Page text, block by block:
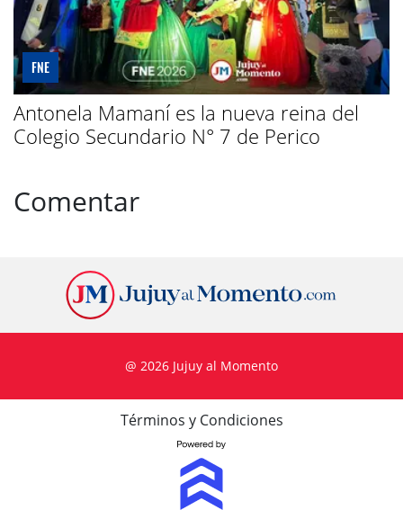
FNE
Antonela Mamaní es la nueva reina del
Colegio Secundario N° 7 de Perico
Comentar
@ 2026 Jujuy al Momento
Términos y Condiciones